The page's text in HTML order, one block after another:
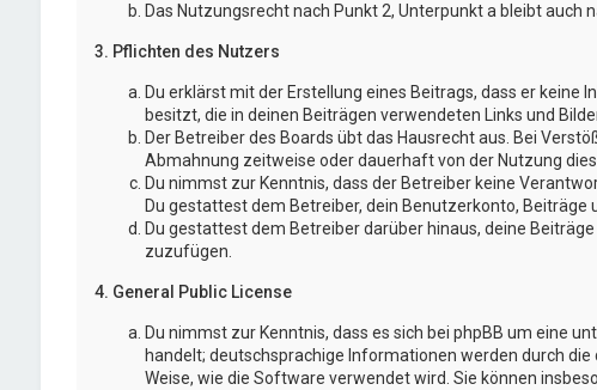
Das Nutzungsrecht nach Punkt 2, Unterpunkt a bleibt auch
3. Pflichten des Nutzers
Du erklärst mit der Erstellung eines Beitrags, dass er keine
besitzt, die in deinen Beiträgen verwendeten Links und
Der Betreiber des Boards übt das Hausrecht aus. Bei
Abmahnung zeitweise oder dauerhaft von der Nutzung
Du nimmst zur Kenntnis, dass der Betreiber keine
Du gestattest dem Betreiber, dein Benutzerkonto, Beiträge
Du gestattest dem Betreiber darüber hinaus, deine
zuzufügen.
4. General Public License
Du nimmst zur Kenntnis, dass es sich bei phpBB um eine
handelt; deutschsprachige Informationen werden durch
Weise, wie die Software verwendet wird. Sie können